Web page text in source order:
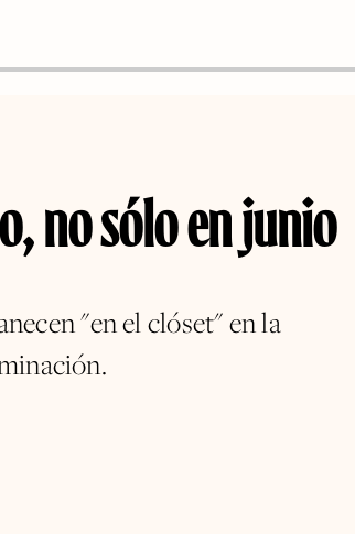
no sólo en junio
"en el clóset" en la